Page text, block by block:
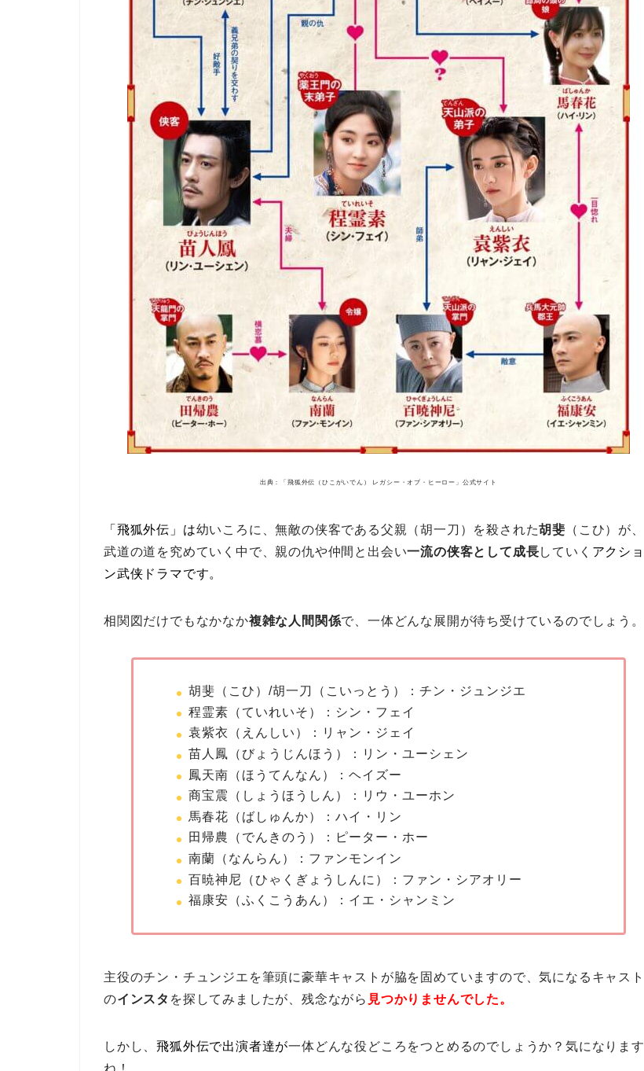
出典：「飛狐外伝（ひこがいでん） レガシー・オブ・ヒーロー」公式サイト
「飛狐外伝」は幼いころに、無敵の侠客である父親（胡一刀）を殺された胡斐 （こひ）が、
武道の道を究めていく中で、親の仇や仲間と出会い一流の侠客として成長していく アクショ
ン武侠ドラマです。
相関図だけでもなかなか複雑な人間関係で、一体どんな展開が待ち受けているのでしょう。
胡斐（こひ）/胡一刀（こいっとう）：チン・ジュンジエ
程霊素（ていれいそ）：シン・フェイ
袁紫衣（えんしい）：リャン・ジェイ
苗人鳳（びょうじんほう）：リン・ユーシェン
鳳天南（ほうてんなん）：ヘイズー
商宝震（しょうほうしん）：リウ・ユーホン
馬春花（ばしゅんか）：ハイ・リン
田帰農（でんきのう）：ピーター・ホー
南蘭（なんらん）：ファンモンイン
百暁神尼（ひゃくぎょうしんに）：ファン・シアオリー
福康安（ふくこうあん）：イエ・シャンミン
主役のチン・チュンジエを筆頭に豪華キャストが脇を固めていますので、気になるキャスト
のインスタ を探してみましたが、残念ながら 見つかりませんでした。
しかし、飛狐外伝で出演者達が一体どんな役どころをつとめるのでしょうか？気になります